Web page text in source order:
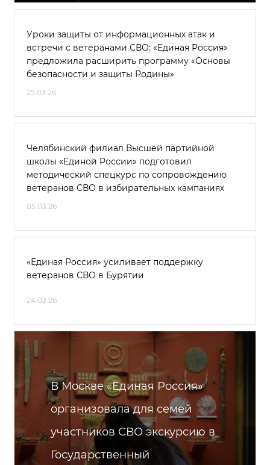
Уроки защиты от информационных атак и
встречи с ветеранами СВО: «Единая Россия»
предложила расширить программу «Основы
безопасности и защиты Родины»
25.03.26
Челябинский филиал Высшей партийной
школы «Единой России» подготовил
методический спецкурс по сопровождению
ветеранов СВО в избирательных кампаниях
05.03.26
«Единая Россия» усиливает поддержку
ветеранов СВО в Бурятии
24.02.26
В Москве «Единая Россия»
организовала для семей
участников СВО экскурсию в
Государственный